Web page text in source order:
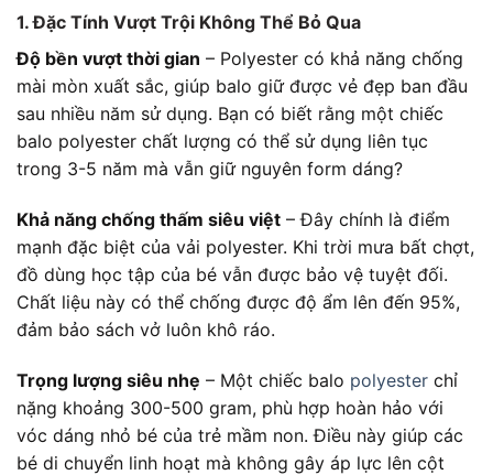
1. Đặc Tính Vượt Trội Không Thể Bỏ Qua
Độ bền vượt thời gian – Polyester có khả năng chống
mài mòn xuất sắc, giúp balo giữ được vẻ đẹp ban đầu
sau nhiều năm sử dụng. Bạn có biết rằng một chiếc
balo polyester chất lượng có thể sử dụng liên tục
trong 3-5 năm mà vẫn giữ nguyên form dáng?
Khả năng chống thấm siêu việt – Đây chính là điểm
mạnh đặc biệt của vải polyester. Khi trời mưa bất chợt,
đồ dùng học tập của bé vẫn được bảo vệ tuyệt đối.
Chất liệu này có thể chống được độ ẩm lên đến 95%,
đảm bảo sách vở luôn khô ráo.
Trọng lượng siêu nhẹ – Một chiếc balo polyester chỉ
nặng khoảng 300-500 gram, phù hợp hoàn hảo với
vóc dáng nhỏ bé của trẻ mầm non. Điều này giúp các
bé di chuyển linh hoạt mà không gây áp lực lên cột